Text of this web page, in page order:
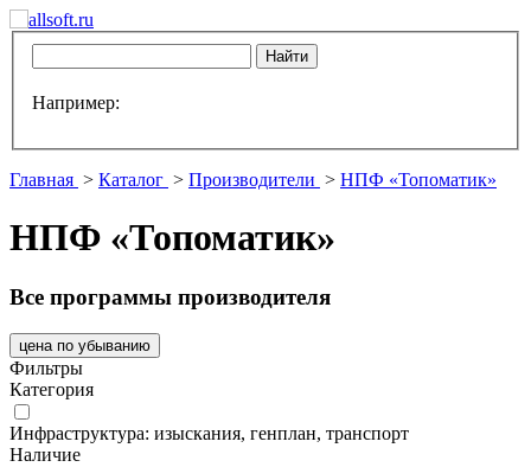
Например:
Главная > Каталог > Производители > НПФ «Топоматик»
НПФ «Топоматик»
Все программы производителя
цена по убыванию
Фильтры
Категория
Инфраструктура: изыскания, генплан, транспорт
Наличие